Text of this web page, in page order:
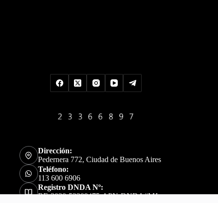
Dirección:
Pedernera 772, Ciudad de Buenos Aires
Teléfono:
113 600 6906
Registro DNDA Nº:
RE-2020-52309475-APN-DNDA#MJ